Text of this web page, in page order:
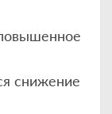
снижение